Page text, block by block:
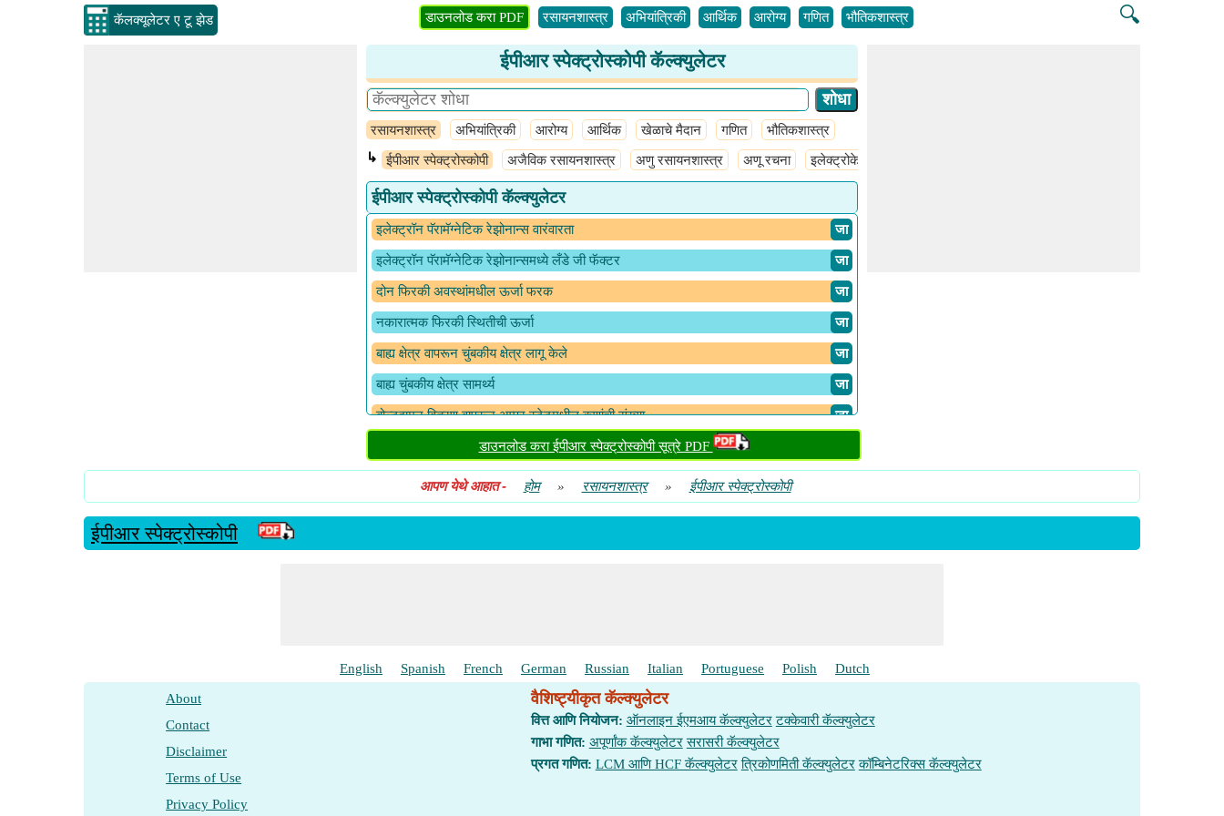
कॅलक्यूलेटर ए टू झेड 🔍
डाउनलोड करा PDF रसायनशास्त्र अभियांत्रिकी आर्थिक आरोग्य गणित भौतिकशास्त्र
ईपीआर स्पेक्ट्रोस्कोपी कॅल्क्युलेटर
रसायनशास्त्र अभियांत्रिकी आरोग्य आर्थिक खेळाचे मैदान गणित भौतिकशास्त्र
↳ ईपीआर स्पेक्ट्रोस्कोपी अजैविक रसायनशास्त्र अणु रसायनशास्त्र अणू रचना इलेक्ट्रोकेमिस्ट्री
ईपीआर स्पेक्ट्रोस्कोपी कॅल्क्युलेटर
इलेक्ट्रॉन पॅरामॅग्नेटिक रेझोनान्स वारंवारता ​ जा
इलेक्ट्रॉन पॅरामॅग्नेटिक रेझोनान्समध्ये लँडे जी फॅक्टर ​ जा
दोन फिरकी अवस्थांमधील ऊर्जा फरक ​ जा
नकारात्मक फिरकी स्थितीची ऊर्जा ​ जा
बाह्य क्षेत्र वापरून चुंबकीय क्षेत्र लागू केले ​ जा
बाह्य चुंबकीय क्षेत्र सामर्थ्य ​ जा
बोल्टझमन वितरण वापरून अप्पर स्टेटमधील कणांची संख्या ​ जा
व्युत्पन्न केलेल्या ओळींची संख्या
स्पिन हाफसाठी व्युत्पन्न केलेल्या रेषा
डाउनलोड करा ईपीआर स्पेक्ट्रोस्कोपी सूत्रे PDF
आपण येथे आहात- होम » रसायनशास्त्र » ईपीआर स्पेक्ट्रोस्कोपी
ईपीआर स्पेक्ट्रोस्कोपी
English Spanish French German Russian Italian Portuguese Polish Dutch
About
Contact
Disclaimer
Terms of Use
Privacy Policy
वैशिष्ट्यीकृत कॅल्क्युलेटर
वित्त आणि नियोजन: ऑनलाइन ईएमआय कॅल्क्युलेटर टक्केवारी कॅल्क्युलेटर
गाभा गणित: अपूर्णांक कॅल्क्युलेटर सरासरी कॅल्क्युलेटर
प्रगत गणित: LCM आणि HCF कॅल्क्युलेटर त्रिकोणमिती कॅल्क्युलेटर कॉम्बिनेटरिक्स कॅल्क्युलेटर